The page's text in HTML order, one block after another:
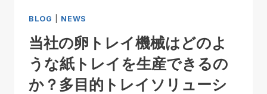
BLOG NEWS
当社の卵トレイ機械はどのよ
うな紙トレイを生産できるの
か？多目的トレイソリューシ